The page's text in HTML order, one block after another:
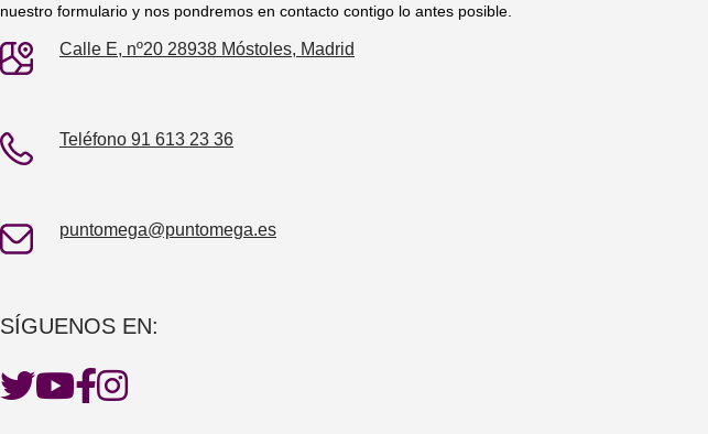
nuestro formulario y nos pondremos en contacto contigo lo antes posible.
Calle E, nº20 28938 Móstoles, Madrid
Teléfono 91 613 23 36
puntomega@puntomega.es
SÍGUENOS EN: